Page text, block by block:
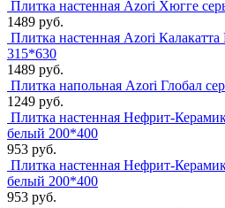
Плитка настенная Azori Хюгге
1489 руб.
Плитка настенная Azori
315*630
1489 руб.
Плитка напольная Azori Глобал
1249 руб.
Плитка настенная Нефрит-
белый 200*400
953 руб.
Плитка настенная Нефрит-
белый 200*400
953 руб.